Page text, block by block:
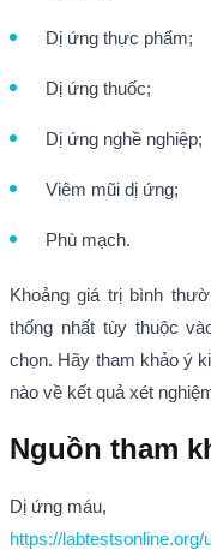
Dị ứng thực phẩm;
Dị ứng thuốc;
Dị ứng nghề nghiệp;
Viêm mũi dị ứng;
Phù mạch.
Khoảng giá trị bình
thống nhất tùy thuộc
chọn. Hãy tham khảo ý
nào về kết quả xét
Nguồn tham
Dị ứng máu,
https://